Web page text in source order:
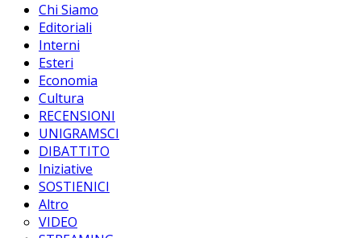
Chi Siamo
Editoriali
Interni
Esteri
Economia
Cultura
RECENSIONI
UNIGRAMSCI
DIBATTITO
Iniziative
SOSTIENICI
Altro
VIDEO